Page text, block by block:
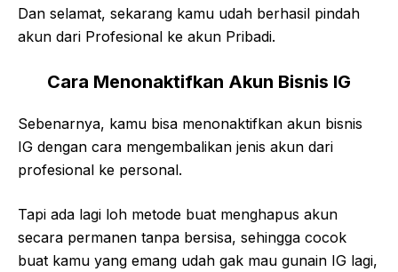
Dan selamat, sekarang kamu udah berhasil pindah
akun dari Profesional ke akun Pribadi.
Cara Menonaktifkan Akun Bisnis IG
Sebenarnya, kamu bisa menonaktifkan akun bisnis
IG dengan cara mengembalikan jenis akun dari
profesional ke personal.
Tapi ada lagi loh metode buat menghapus akun
secara permanen tanpa bersisa, sehingga cocok
buat kamu yang emang udah gak mau gunain IG lagi,